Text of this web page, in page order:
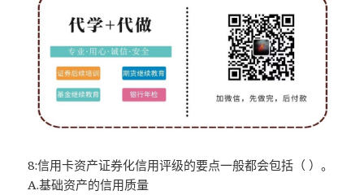
8:信用卡资产证券化信用评级的要点一般都会包括（ ）。
A.基础资产的信用质量